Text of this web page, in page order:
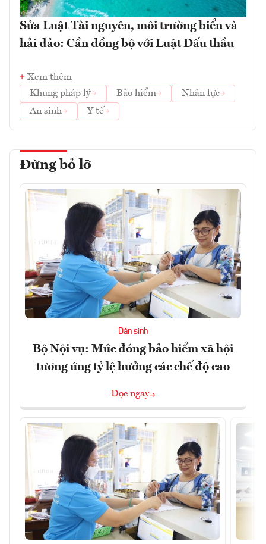
Sửa Luật Tài nguyên, môi trường biển và
hải đảo: Cần đồng bộ với Luật Đấu thầu
Xem thêm
Khung pháp lý
Bảo hiểm
Nhân lực
An sinh
Y tế
Đừng bỏ lỡ
Dân sinh
Bộ Nội vụ: Mức đóng bảo hiểm xã hội
tương ứng tỷ lệ hưởng các chế độ cao
Đọc ngay